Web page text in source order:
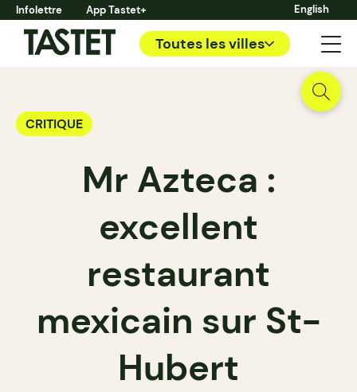
Infolettre App Tastet+ English
Toutes les villes
CRITIQUE
Mr Azteca :
excellent
restaurant
mexicain sur St-
Hubert